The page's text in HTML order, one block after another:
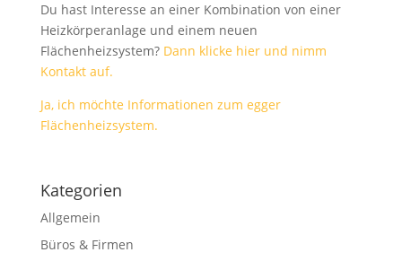
Du hast Interesse an einer Kombination von einer
Heizkörperanlage und einem neuen
Flächenheizsystem? Dann klicke hier und nimm
Kontakt auf.
Ja, ich möchte Informationen zum egger
Flächenheizsystem.
Kategorien
Allgemein
Büros & Firmen